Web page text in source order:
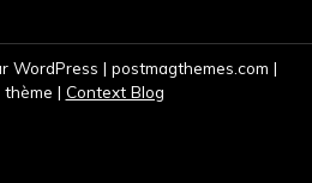
WordPress | postmagthemes.com |
| Context Blog